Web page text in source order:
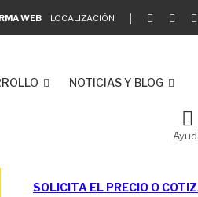
WEB LOCALIZACIÓN
NOTICIAS Y BLOG
SOLICITA EL PRECIO O